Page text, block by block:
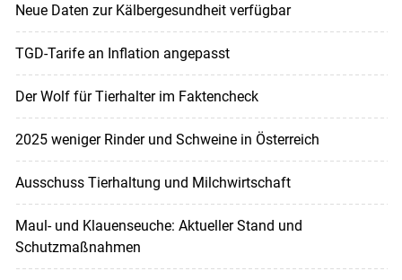
Neue Daten zur Kälbergesundheit verfügbar
TGD-Tarife an Inflation angepasst
Der Wolf für Tierhalter im Faktencheck
2025 weniger Rinder und Schweine in Österreich
Ausschuss Tierhaltung und Milchwirtschaft
Maul- und Klauenseuche: Aktueller Stand und
Schutzmaßnahmen